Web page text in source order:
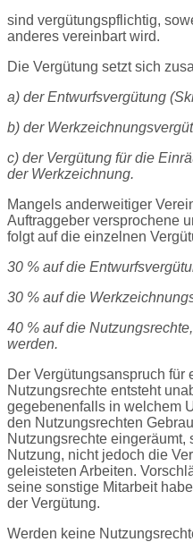
sind vergütungspflichtig,
anderes vereinbart wird.
Die Vergütung setzt sich
a) der Entwurfsvergütung
b) der
c) der Vergütung für die
der Werkzeichnung.
Mangels anderweitiger
Auftraggeber versprochene
folgt auf die einzelnen
30 % auf die
30 % auf die
40 % auf die
werden.
Der Vergütungsanspruch für
Nutzungsrechte entsteht
gegebenenfalls in welchem
den Nutzungsrechten
Nutzungsrechte eingeräumt,
Nutzung, nicht jedoch die
geleisteten Arbeiten.
seine sonstige Mitarbeit
der Vergütung.
Werden keine